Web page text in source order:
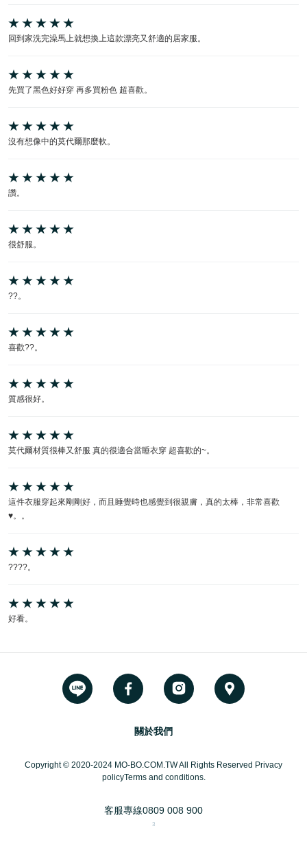
回到家洗完澡馬上就想換上這款漂亮又舒適的居家服。
先買了黑色好好穿 再多買粉色 超喜歡。
沒有想像中的莫代爾那麼軟。
讚。
很舒服。
??。
喜歡??。
質感很好。
莫代爾材質很棒又舒服 真的很適合當睡衣穿 超喜歡的~。
這件衣服穿起來剛剛好，而且睡覺時也感覺到很親膚，真的太棒，非常喜歡
♥。。
????。
好看。
關於我們
Copyright © 2020-2024 MO-BO.COM.TW All Rights Reserved Privacy
policyTerms and conditions.
客服專線0809 008 900
3